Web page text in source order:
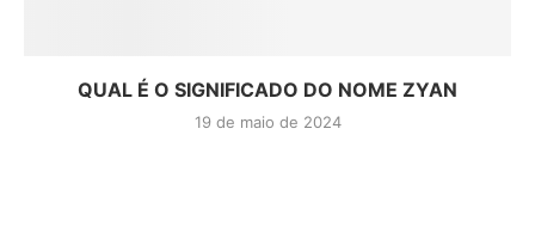
QUAL É O SIGNIFICADO DO NOME ZYAN
19 de maio de 2024